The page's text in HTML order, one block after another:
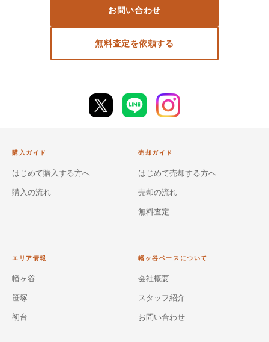
お問い合わせ
無料査定を依頼する
購入ガイド
はじめて購入する方へ
購入の流れ
売却ガイド
はじめて売却する方へ
売却の流れ
無料査定
エリア情報
幡ヶ谷
笹塚
初台
幡ヶ谷ベースについて
会社概要
スタッフ紹介
お問い合わせ